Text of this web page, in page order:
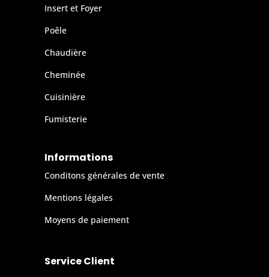
Insert et Foyer
Poêle
Chaudière
Cheminée
Cuisinière
Fumisterie
Informations
Conditons générales de vente
Mentions légales
Moyens de paiement
Service Client